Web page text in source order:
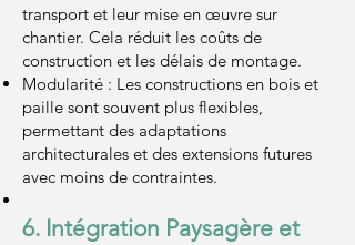
transport et leur mise en œuvre sur
chantier. Cela réduit les coûts de
construction et les délais de montage.
Modularité : Les constructions en bois et
paille sont souvent plus flexibles,
permettant des adaptations
architecturales et des extensions futures
avec moins de contraintes.
6. Intégration Paysagère et